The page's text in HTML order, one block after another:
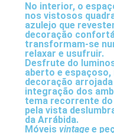
No interior, o
nos vistosos
azulejo que
decoração
transformam-se
relaxar e usufruir.
Desfrute do
aberto e
decoração
integração dos
tema recorrente do
pela vista
da Arrábida.
Móveis vintage e